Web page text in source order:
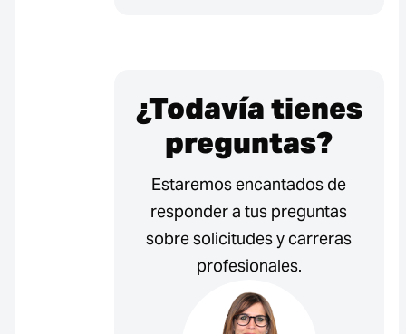
¿Todavía tienes
preguntas?
Estaremos encantados de
responder a tus preguntas
sobre solicitudes y carreras
profesionales.